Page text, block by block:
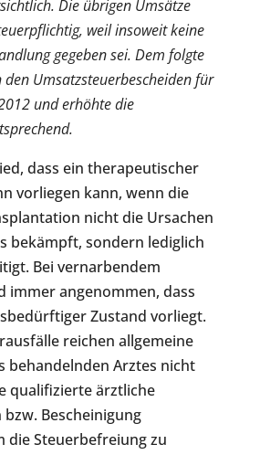
Die übrigen Umsätze
weil insoweit keine
gegeben sei. Dem folgte
Umsatzsteuerbescheiden für
und erhöhte die
dass ein therapeutischer
vorliegen kann, wenn die
nicht die Ursachen
bekämpft, sondern lediglich
Bei vernarbendem
immer angenommen, dass
Zustand vorliegt.
reichen allgemeine
behandelnden Arztes nicht
qualifizierte ärztliche
Bescheinigung
die Steuerbefreiung zu